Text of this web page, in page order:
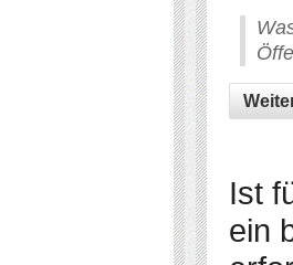
Ist
ein